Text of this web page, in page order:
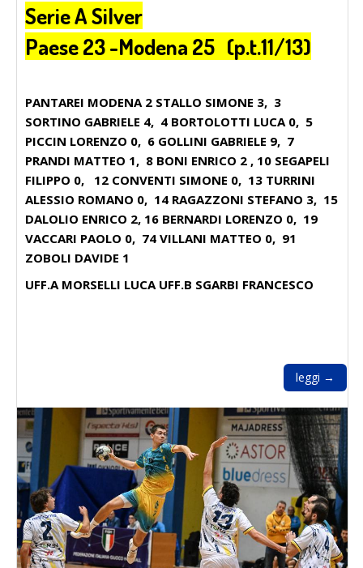
Serie A Silver
Paese 23 -Modena 25 (p.t.11/13)
PANTAREI MODENA 2 STALLO SIMONE 3, 3
SORTINO GABRIELE 4, 4 BORTOLOTTI LUCA 0, 5
PICCIN LORENZO 0, 6 GOLLINI GABRIELE 9, 7
PRANDI MATTEO 1, 8 BONI ENRICO 2 , 10 SEGAPELI
FILIPPO 0, 12 CONVENTI SIMONE 0, 13 TURRINI
ALESSIO ROMANO 0, 14 RAGAZZONI STEFANO 3, 15
DALOLIO ENRICO 2, 16 BERNARDI LORENZO 0, 19
VACCARI PAOLO 0, 74 VILLANI MATTEO 0, 91
ZOBOLI DAVIDE 1
UFF.A MORSELLI LUCA UFF.B SGARBI FRANCESCO
leggi →